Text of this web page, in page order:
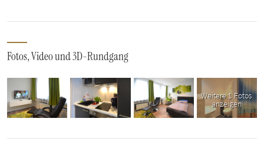
Fotos, Video und 3D-Rundgang
Weitere 1 Fotos
anzeigen